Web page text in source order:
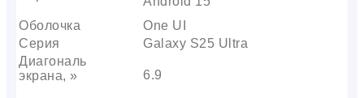
Оболочка
One UI
Серия
Galaxy S25 Ultra
Диагональ
экрана, »
6.9